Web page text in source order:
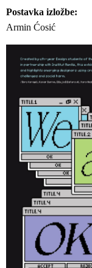
Postavka izložbe:
Armin Ćosić